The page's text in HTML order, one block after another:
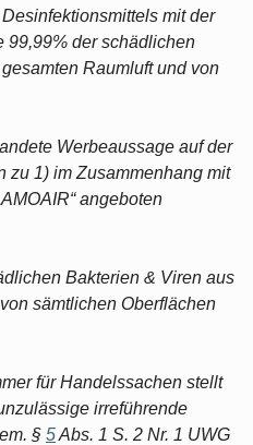
mit der
99,99% der schädlichen
Raumluft und von
Werbeaussage auf der
zu 1) im Zusammenhang mit
angeboten
Bakterien & Viren aus
sämtlichen Oberflächen
für Handelssachen stellt
irreführende
§ 5Abs. 1 S. 2 Nr. 1 UWG